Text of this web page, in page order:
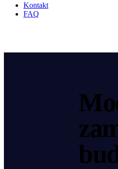
Kontakt
FAQ